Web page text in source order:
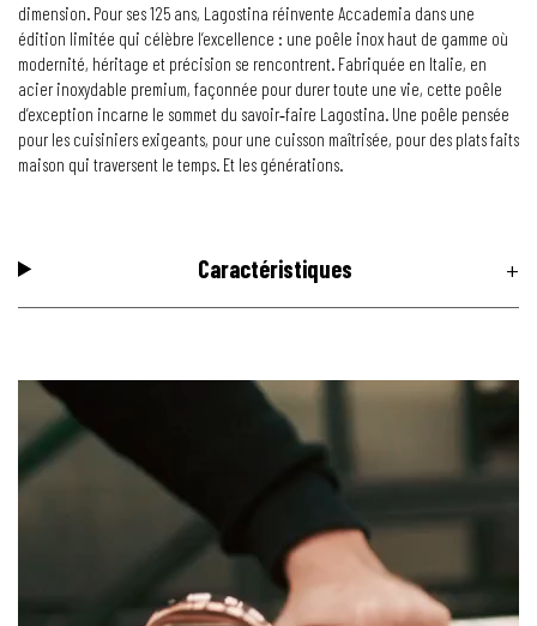
dimension. Pour ses 125 ans, Lagostina réinvente Accademia dans une
édition limitée qui célèbre l’excellence : une poêle inox haut de gamme où
modernité, héritage et précision se rencontrent. Fabriquée en Italie, en
acier inoxydable premium, façonnée pour durer toute une vie, cette poêle
d’exception incarne le sommet du savoir‑faire Lagostina. Une poêle pensée
pour les cuisiniers exigeants, pour une cuisson maîtrisée, pour des plats faits
maison qui traversent le temps. Et les générations.
Caractéristiques